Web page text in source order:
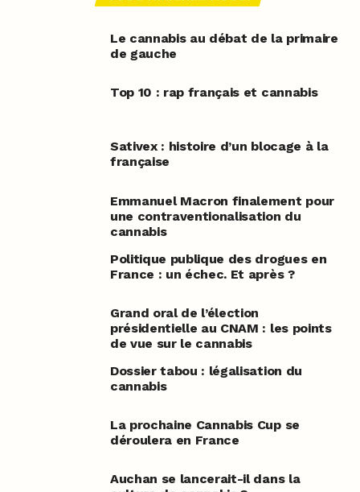
Le cannabis au débat de la primaire
de gauche
Top 10 : rap français et cannabis
Sativex : histoire d’un blocage à la
française
Emmanuel Macron finalement pour
une contraventionalisation du
cannabis
Politique publique des drogues en
France : un échec. Et après ?
Grand oral de l’élection
présidentielle au CNAM : les points
de vue sur le cannabis
Dossier tabou : légalisation du
cannabis
La prochaine Cannabis Cup se
déroulera en France
Auchan se lancerait-il dans la